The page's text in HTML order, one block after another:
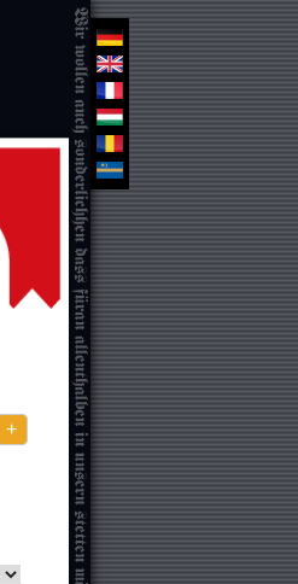
+